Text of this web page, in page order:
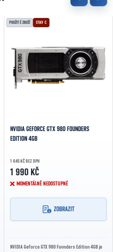
POUŽITÉ ZBOŽÍ STAV C
NVIDIA GEFORCE GTX 980 FOUNDERS
EDITION 4GB
1 645 KČ BEZ DPH
1 990 KČ
MOMENTÁLNĚ NEDOSTUPNÉ
ZOBRAZIT
NVIDIA GeForce GTX 980 Founders Edition 4GB je